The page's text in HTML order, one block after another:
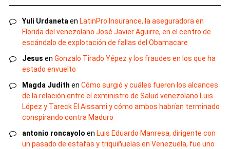
Yuli Urdanetaen LatinPro Insurance, la aseguradora en
Florida del venezolano José Javier Aguirre, en el centro de
escándalo de explotación de fallas del Obamacare
Jesus en Gonzalo Tirado Yépez y los fraudes en los que ha
estado envuelto
Magda Judith en Cómo surgió y cuáles fueron los alcances
de la relación entre el exministro de Salud venezolano Luis
López y Tareck El Aissami y cómo ambos habrían terminado
conspirando contra Maduro
antonio roncayolo en Luis Eduardo Manresa, dirigente con
un pasado de estafas y triquiñuelas en Venezuela, fue uno